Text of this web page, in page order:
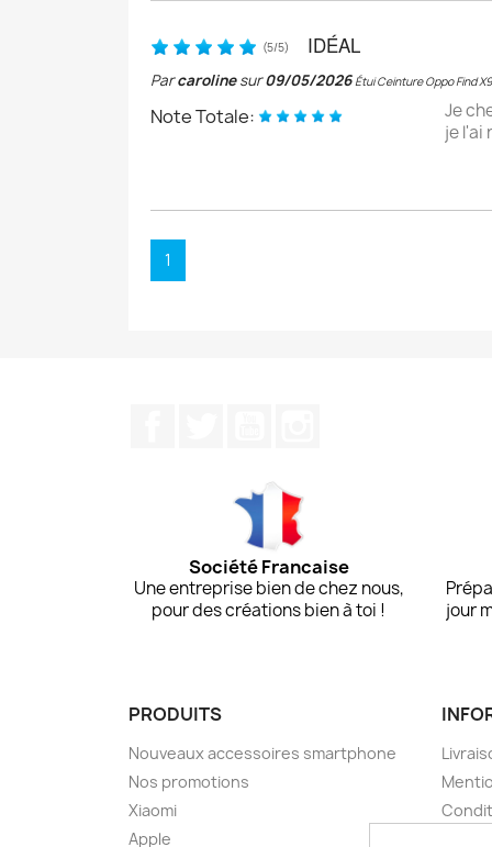
(5/5) IDÉAL
Parcarolinesur09/05/2026 Étui Ceinture Oppo Find
Note Totale:
Je
je l'ai
1
Société Francaise
Une entreprise bien de chez nous,
pour des créations bien à toi !
jour
PRODUITS
Nouveaux accessoires smartphone
Nos promotions
Xiaomi
Apple